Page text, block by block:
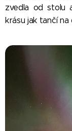
zvedla od stolu
krásu jak tančí na